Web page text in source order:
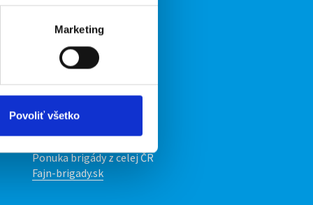
Marketing
Povoliť všetko
Fajn Brigády
Ponuka práce z celej ČR
INwork.cz
mobilná aplikácia
Ponuka brigády z celej ČR
Fajn-brigady.sk